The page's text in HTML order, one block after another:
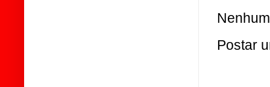
Postar